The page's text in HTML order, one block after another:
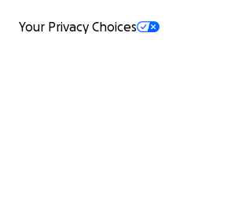
Your Privacy Choices